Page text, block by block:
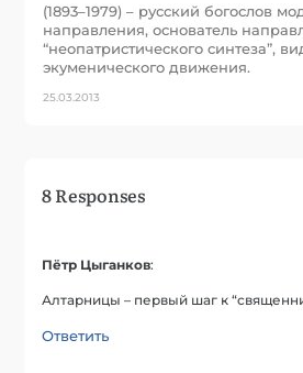
(1893–1979) – русский богослов
направления, основатель
“неопатристического синтеза”,
экуменического движения.
25.03.2013
8 Responses
Пётр Цыганков:
Алтарницы – первый шаг к
Ответить